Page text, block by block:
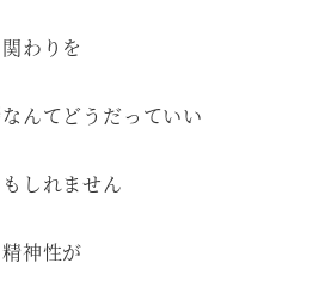
わりを
んてどうだっていい
しれません
神性が